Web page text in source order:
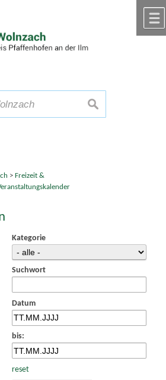
suchen
> Freizeit &
Kategorie
Suchwort
Datum
bis:
reset